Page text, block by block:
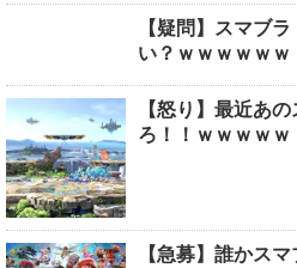
【疑問】スマブ
い？ｗｗｗｗｗｗ
【怒り】最近あ
ろ！！ｗｗｗｗｗ
【急募】誰かス